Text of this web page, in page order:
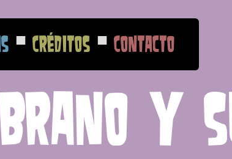
■ Créditos ■ Contacto
y